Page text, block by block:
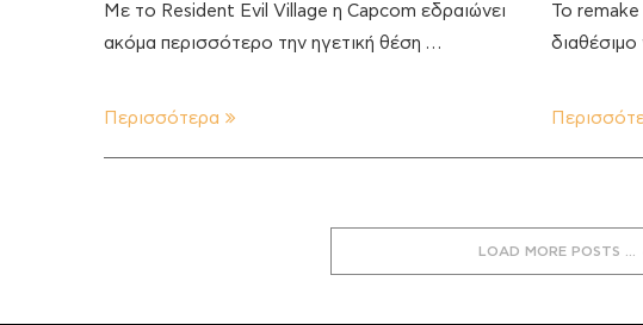
Με το Resident Evil Village η Capcom εδραιώνει
ακόμα περισσότερο την ηγετική θέση …
Περισσότερα
Το remake
LOAD MORE POSTS